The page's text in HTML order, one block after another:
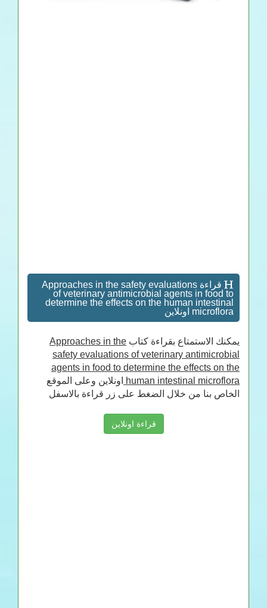
قراءة Approaches in the safety evaluations
of veterinary antimicrobial agents in food to
determine the effects on the human intestinal
microflora اونلاين
يمكنك الاستمتاع بقراءة كتاب Approaches in the
safety evaluations of veterinary antimicrobial
agents in food to determine the effects on the
human intestinal microflora
اونلاين وعلى الموقع
الخاص بنا من خلال الضغط على زر قراءة بالاسفل
قراءة اونلاين